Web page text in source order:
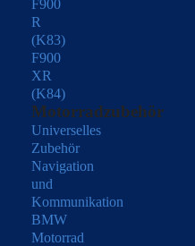
F900
R
(K83)
F900
XR
(K84)
Motorradzubehör
Universelles
Zubehör
Navigation
und
Kommunikation
BMW
Motorrad